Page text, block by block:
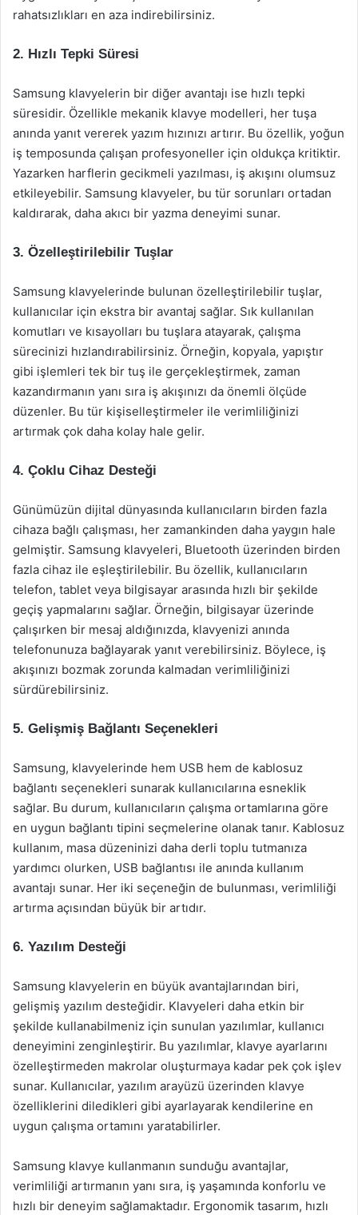
rahatsızlıkları en aza indirebilirsiniz.
2. Hızlı Tepki Süresi
Samsung klavyelerin bir diğer avantajı ise hızlı tepki
süresidir. Özellikle mekanik klavye modelleri, her tuşa
anında yanıt vererek yazım hızınızı artırır. Bu özellik, yoğun
iş temposunda çalışan profesyoneller için oldukça kritiktir.
Yazarken harflerin gecikmeli yazılması, iş akışını olumsuz
etkileyebilir. Samsung klavyeler, bu tür sorunları ortadan
kaldırarak, daha akıcı bir yazma deneyimi sunar.
3. Özelleştirilebilir Tuşlar
Samsung klavyelerinde bulunan özelleştirilebilir tuşlar,
kullanıcılar için ekstra bir avantaj sağlar. Sık kullanılan
komutları ve kısayolları bu tuşlara atayarak, çalışma
sürecinizi hızlandırabilirsiniz. Örneğin, kopyala, yapıştır
gibi işlemleri tek bir tuş ile gerçekleştirmek, zaman
kazandırmanın yanı sıra iş akışınızı da önemli ölçüde
düzenler. Bu tür kişiselleştirmeler ile verimliliğinizi
artırmak çok daha kolay hale gelir.
4. Çoklu Cihaz Desteği
Günümüzün dijital dünyasında kullanıcıların birden fazla
cihaza bağlı çalışması, her zamankinden daha yaygın hale
gelmiştir. Samsung klavyeleri, Bluetooth üzerinden birden
fazla cihaz ile eşleştirilebilir. Bu özellik, kullanıcıların
telefon, tablet veya bilgisayar arasında hızlı bir şekilde
geçiş yapmalarını sağlar. Örneğin, bilgisayar üzerinde
çalışırken bir mesaj aldığınızda, klavyenizi anında
telefonunuza bağlayarak yanıt verebilirsiniz. Böylece, iş
akışınızı bozmak zorunda kalmadan verimliliğinizi
sürdürebilirsiniz.
5. Gelişmiş Bağlantı Seçenekleri
Samsung, klavyelerinde hem USB hem de kablosuz
bağlantı seçenekleri sunarak kullanıcılarına esneklik
sağlar. Bu durum, kullanıcıların çalışma ortamlarına göre
en uygun bağlantı tipini seçmelerine olanak tanır. Kablosuz
kullanım, masa düzeninizi daha derli toplu tutmanıza
yardımcı olurken, USB bağlantısı ile anında kullanım
avantajı sunar. Her iki seçeneğin de bulunması, verimliliği
artırma açısından büyük bir artıdır.
6. Yazılım Desteği
Samsung klavyelerin en büyük avantajlarından biri,
gelişmiş yazılım desteğidir. Klavyeleri daha etkin bir
şekilde kullanabilmeniz için sunulan yazılımlar, kullanıcı
deneyimini zenginleştirir. Bu yazılımlar, klavye ayarlarını
özelleştirmeden makrolar oluşturmaya kadar pek çok işlev
sunar. Kullanıcılar, yazılım arayüzü üzerinden klavye
özelliklerini diledikleri gibi ayarlayarak kendilerine en
uygun çalışma ortamını yaratabilirler.
Samsung klavye kullanmanın sunduğu avantajlar,
verimliliği artırmanın yanı sıra, iş yaşamında konforlu ve
hızlı bir deneyim sağlamaktadır. Ergonomik tasarım, hızlı